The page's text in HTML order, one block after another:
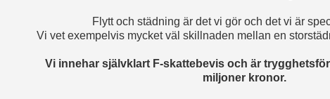
Flytt och städning är det vi gör och det vi är
Vi vet exempelvis mycket väl skillnaden mellan en
Vi innehar självklart F-skattebevis och är
miljoner kronor.